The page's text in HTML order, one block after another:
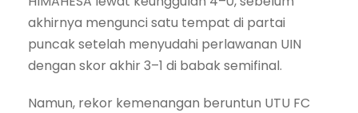
akhirnya mengunci satu tempat di partai
puncak setelah menyudahi perlawanan UIN
dengan skor akhir 3–1 di babak semifinal.
Namun, rekor kemenangan beruntun UTU FC